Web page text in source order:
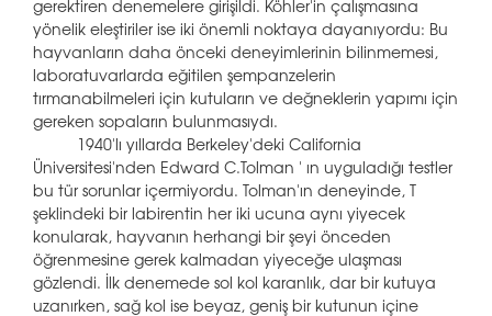
gerektiren denemelere girişildi. Köhler'in çalışmasına
yönelik eleştiriler ise iki önemli noktaya dayanıyordu: Bu
hayvanların daha önceki deneyimlerinin bilinmemesi,
laboratuvarlarda eğitilen şempanzelerin
tırmanabilmeleri için kutuların ve değneklerin yapımı için
gereken sopaların bulunmasıydı.
1940'lı yıllarda Berkeley'deki California
Üniversitesi'nden Edward C.Tolman ' ın uyguladığı testler
bu tür sorunlar içermiyordu. Tolman'ın deneyinde, T
şeklindeki bir labirentin her iki ucuna aynı yiyecek
konularak, hayvanın herhangi bir şeyi önceden
öğrenmesine gerek kalmadan yiyeceğe ulaşması
gözlendi. İlk denemede sol kol karanlık, dar bir kutuya
uzanırken, sağ kol ise beyaz, geniş bir kutunun içine